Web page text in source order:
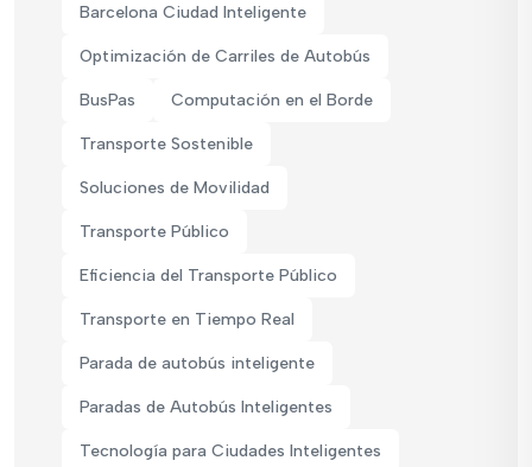
Barcelona Ciudad Inteligente
Optimización de Carriles de Autobús
BusPas Computación en el Borde
Transporte Sostenible
Soluciones de Movilidad
Transporte Público
Eficiencia del Transporte Público
Transporte en Tiempo Real
Parada de autobús inteligente
Paradas de Autobús Inteligentes
Tecnología para Ciudades Inteligentes